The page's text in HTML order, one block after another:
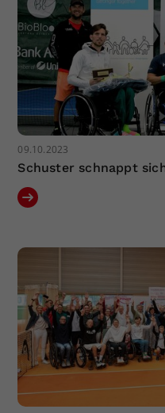
09.10.2023
Schuster schnappt